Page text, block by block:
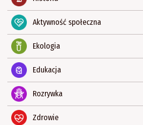
Aktywność społeczna
Ekologia
Edukacja
Rozrywka
Zdrowie